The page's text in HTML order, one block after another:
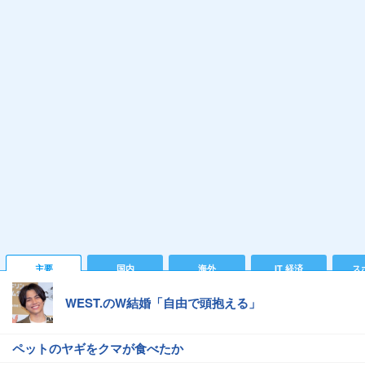
主要 国内 海外 IT 経済 ス
WEST.のW結婚「自由で頭抱える」
ペットのヤギをクマが食べたか